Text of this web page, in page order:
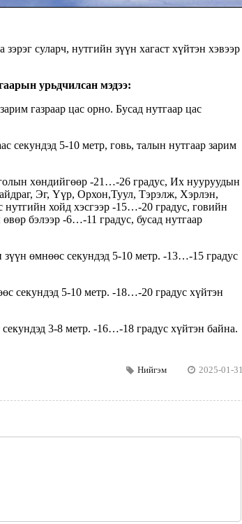
суларч, нутгийн зүүн хагаст хүйтэн хэвээр
урьдчилсан мэдээ:
газраар цас орно. Бусад нутгаар цас
секундэд 5-10 метр, говь, талын нутгаар зарим
хөндийгөөр -21…-26 градус, Их нууруудын
Эг, Үүр, Орхон,Туул, Тэрэлж, Хэрлэн,
хойд хэсгээр -15…-20 градус, говийн
бэлээр -6…-11 градус, бусад нутгаар
өмнөөс секундэд 5-10 метр. -13…-15 градус
секундэд 5-10 метр. -18…-20 градус хүйтэн
3-8 метр. -16…-18 градус хүйтэн байна.
Нийгэм 2025-01-31